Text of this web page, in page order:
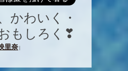
かわいく・
もしろく❣
里奈